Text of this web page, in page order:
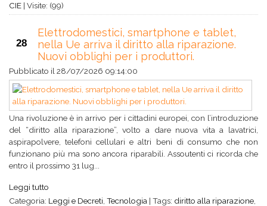
CIE | Visite: (99)
28
Elettrodomestici, smartphone e tablet,
nella Ue arriva il diritto alla riparazione.
Nuovi obblighi per i produttori.
Pubblicato il 28/07/2026 09:14:00
Una rivoluzione è in arrivo per i cittadini europei, con l’introduzione
del “diritto alla riparazione”, volto a dare nuova vita a lavatrici,
aspirapolvere, telefoni cellulari e altri beni di consumo che non
funzionano più ma sono ancora riparabili. Assoutenti ci ricorda che
entro il prossimo 31 lug...
Leggi tutto
Categoria: Leggi e Decreti Tecnologia | Tags: diritto alla riparazione